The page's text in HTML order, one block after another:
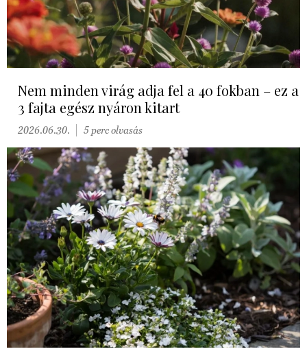
Nem minden virág adja fel a 40 fokban – ez a
3 fajta egész nyáron kitart
2026.06.30. 5 perc olvasás